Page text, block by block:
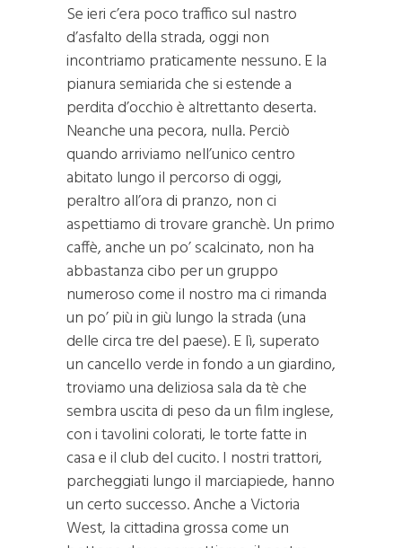
Se ieri c’era poco traffico sul nastro
d’asfalto della strada, oggi non
incontriamo praticamente nessuno. E la
pianura semiarida che si estende a
perdita d’occhio è altrettanto deserta.
Neanche una pecora, nulla. Perciò
quando arriviamo nell’unico centro
abitato lungo il percorso di oggi,
peraltro all’ora di pranzo, non ci
aspettiamo di trovare granchè. Un primo
caffè, anche un po’ scalcinato, non ha
abbastanza cibo per un gruppo
numeroso come il nostro ma ci rimanda
un po’ più in giù lungo la strada (una
delle circa tre del paese). E lì, superato
un cancello verde in fondo a un giardino,
troviamo una deliziosa sala da tè che
sembra uscita di peso da un film inglese,
con i tavolini colorati, le torte fatte in
casa e il club del cucito. I nostri trattori,
parcheggiati lungo il marciapiede, hanno
un certo successo. Anche a Victoria
West, la cittadina grossa come un